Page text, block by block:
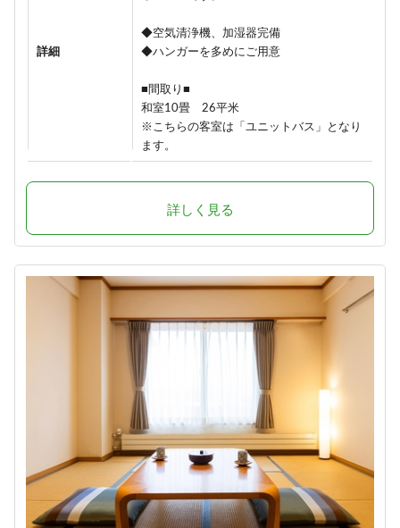
詳細
◆空気清浄機、加湿器完備
◆ハンガーを多めにご用意
■間取り■
和室10畳 26平米
※こちらの客室は「ユニットバス」となり
ます。
詳しく見る